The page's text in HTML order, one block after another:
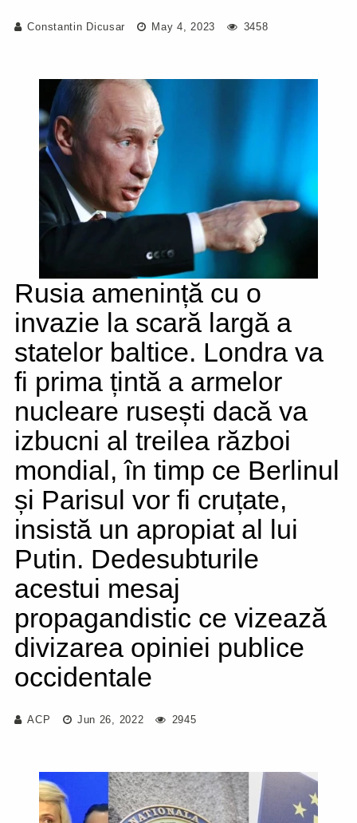
Constantin Dicusar May 4, 2023 3458
Rusia amenință cu o
invazie la scară largă a
statelor baltice. Londra va
fi prima țintă a armelor
nucleare rusești dacă va
izbucni al treilea război
mondial, în timp ce Berlinul
și Parisul vor fi cruțate,
insistă un apropiat al lui
Putin. Dedesubturile
acestui mesaj
propagandistic ce vizează
divizarea opiniei publice
occidentale
ACP Jun 26, 2022 2945